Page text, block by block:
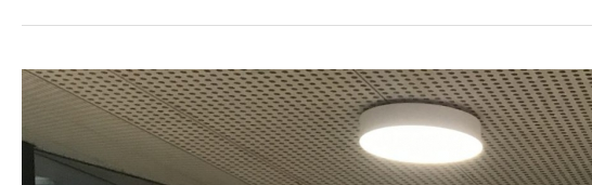
Eröffnung
Stutenseebad